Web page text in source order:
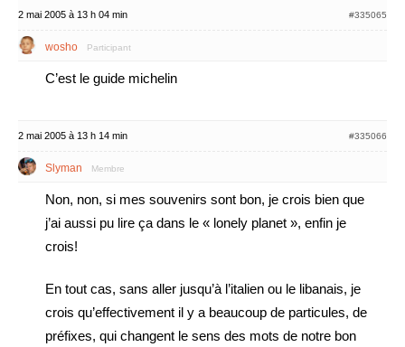
2 mai 2005 à 13 h 04 min #335065
wosho Participant
C’est le guide michelin
2 mai 2005 à 13 h 14 min #335066
Slyman Membre
Non, non, si mes souvenirs sont bon, je crois bien que
j’ai aussi pu lire ça dans le « lonely planet », enfin je
crois!
En tout cas, sans aller jusqu’à l’italien ou le libanais, je
crois qu’effectivement il y a beaucoup de particules, de
préfixes, qui changent le sens des mots de notre bon